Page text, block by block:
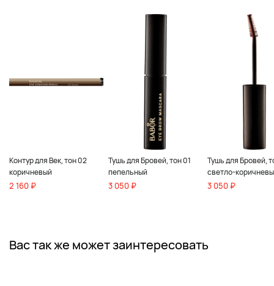
Контур для Век, тон 02
коричневый
2 160 ₽
Тушь для Бровей, тон 01
пепельный
3 050 ₽
Тушь для Бровей,
светло-
3 050 ₽
Вас так же может заинтересовать